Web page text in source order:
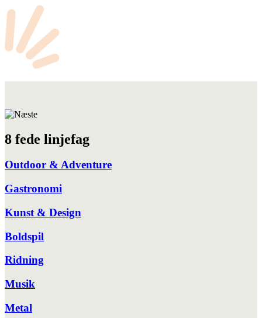
8 fede linjefag
Outdoor & Adventure
Gastronomi
Kunst & Design
Boldspil
Ridning
Musik
Metal